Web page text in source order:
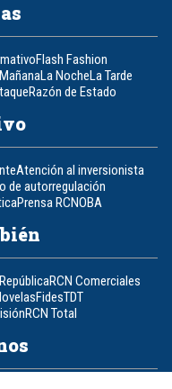
Flash Fashion
La NocheLa Tarde
Razón de Estado
Atención al inversionista
de autorregulación
Prensa RCNOBA
RCN Comerciales
FidesTDT
RCN Total